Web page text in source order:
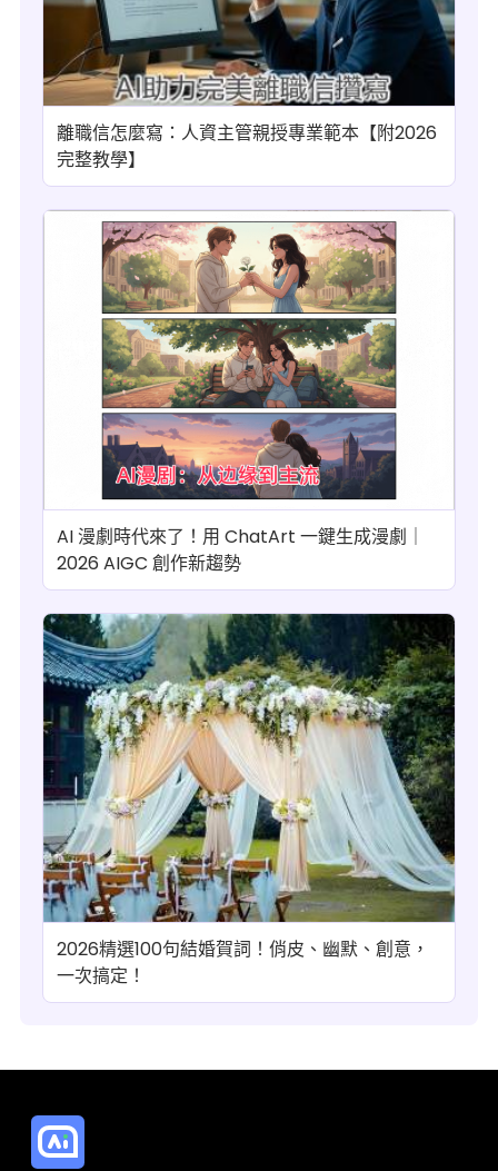
離職信怎麼寫：人資主管親授專業範本【附2026
完整教學】
AI 漫劇時代來了！用 ChatArt 一鍵生成漫劇｜
2026 AIGC 創作新趨勢
2026精選100句結婚賀詞！俏皮、幽默、創意，
一次搞定！